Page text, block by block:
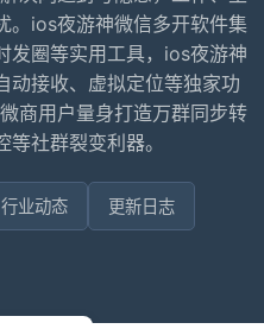
。ios夜游神微信多开软件集
发圈等实用工具，ios夜游神
动接收、虚拟定位等独家功
商用户量身打造万群同步转
社群裂变利器。
行业动态 更新日志